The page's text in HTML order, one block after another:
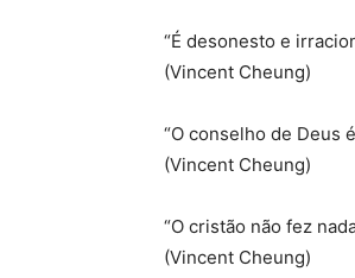
“É desonesto e
(Vincent Cheung)
“O conselho de Deus
(Vincent Cheung)
“O cristão não fez
(Vincent Cheung)